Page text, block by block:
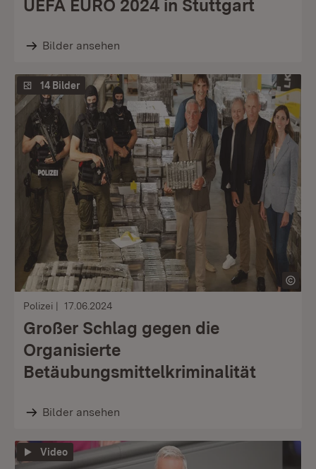
UEFA EURO 2024 in Stuttgart
Bilder ansehen
14 Bilder
Polizei 17.06.2024
Großer Schlag gegen die
Organisierte
Betäubungsmittelkriminalität
Bilder ansehen
Video